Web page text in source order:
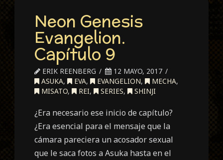
Neon Genesis
Evangelion.
Capítulo 9
ERIK REENBERG
12 MAYO, 2017
ASUKA, EVA, EVANGELION, MECHA,
MISATO, REI, SERIES, SHINJI
¿Era necesario ese inicio de capítulo?
¿Era esencial para el mensaje que la
cámara pareciera un acosador sexual
que le saca fotos a Asuka hasta en el